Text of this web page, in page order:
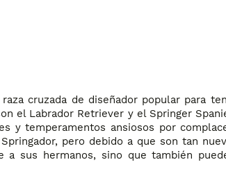
cruzada de diseñador popular para
el Labrador Retriever y el Springer
y temperamentos ansiosos por
pero debido a que son tan
a sus hermanos, sino que también